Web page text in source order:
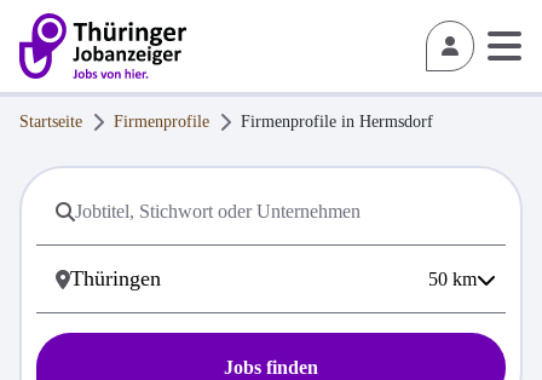
Startseite Firmenprofile Firmenprofile in Hermsdorf
50 km
Jobs finden